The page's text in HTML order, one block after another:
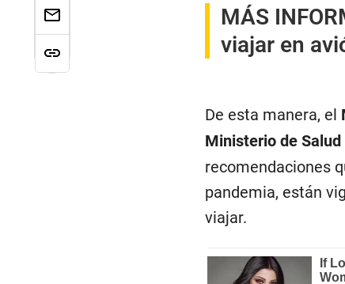
MÁS
viajar en
De esta manera, el
Ministerio de
recomendaciones
pandemia, están
viajar.